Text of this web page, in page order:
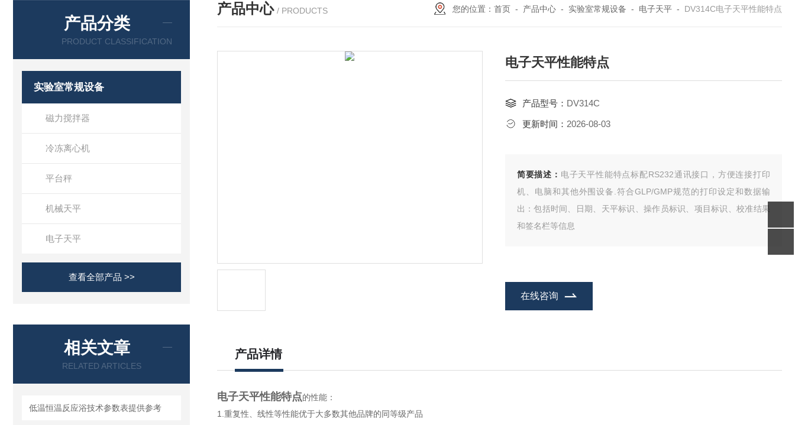
产品分类
PRODUCT CLASSIFICATION
实验室常规设备
磁力搅拌器
冷冻离心机
平台秤
机械天平
电子天平
查看全部产品 >>
相关文章
RELATED ARTICLES
低温恒温反应浴技术参数表提供参考
产品中心 / PRODUCTS 您的位置： 首页 - 产品中心 - 实验室常规设备 - 电子天平 - DV314C电子天平性能特点
电子天平性能特点
产品型号： DV314C
更新时间： 2026-08-03
简要描述： 电子天平性能特点标配RS232通讯接口，方便连接打印
机、电脑和其他外围设备.符合GLP/GMP规范的打印设定和数据输
出：包括时间、日期、天平标识、操作员标识、项目标识、校准结果
和签名栏等信息
在线咨询
产品详情
电子天平性能特点的性能：
1.重复性、线性等性能优于大多数其他品牌的同等级产品